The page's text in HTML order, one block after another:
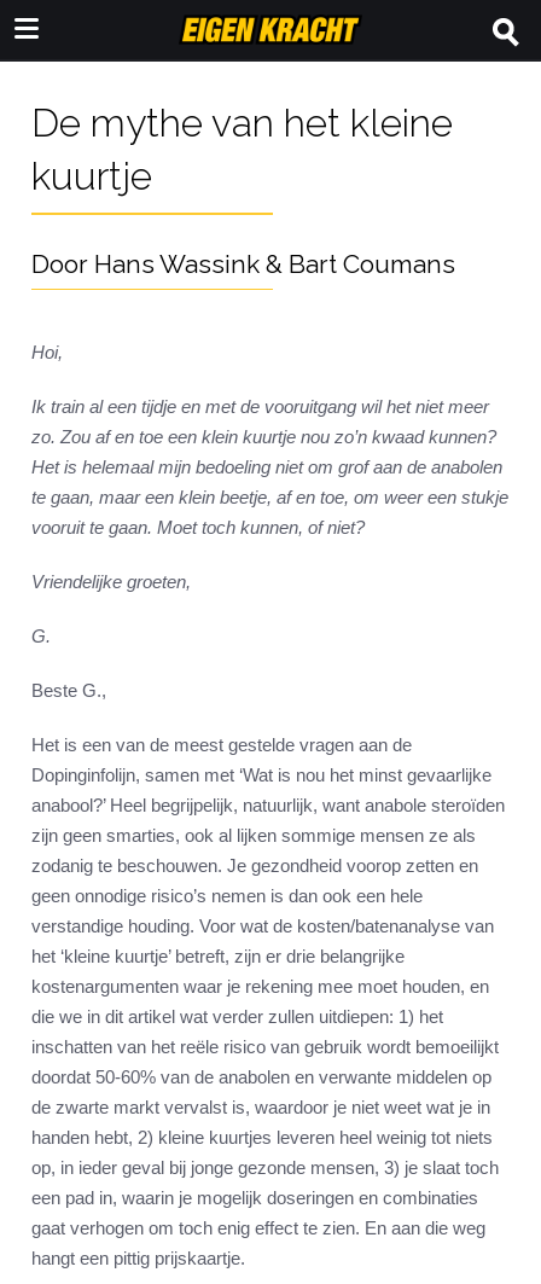
De mythe van het kleine
kuurtje
Door Hans Wassink & Bart Coumans
Hoi,
Ik train al een tijdje en met de vooruitgang wil het niet meer
zo. Zou af en toe een klein kuurtje nou zo’n kwaad kunnen?
Het is helemaal mijn bedoeling niet om grof aan de anabolen
te gaan, maar een klein beetje, af en toe, om weer een stukje
vooruit te gaan. Moet toch kunnen, of niet?
Vriendelijke groeten,
G.
Beste G.,
Het is een van de meest gestelde vragen aan de
Dopinginfolijn, samen met ‘Wat is nou het minst gevaarlijke
anabool?’ Heel begrijpelijk, natuurlijk, want anabole steroïden
zijn geen smarties, ook al lijken sommige mensen ze als
zodanig te beschouwen. Je gezondheid voorop zetten en
geen onnodige risico’s nemen is dan ook een hele
verstandige houding. Voor wat de kosten/batenanalyse van
het ‘kleine kuurtje’ betreft, zijn er drie belangrijke
kostenargumenten waar je rekening mee moet houden, en
die we in dit artikel wat verder zullen uitdiepen: 1) het
inschatten van het reële risico van gebruik wordt bemoeilijkt
doordat 50-60% van de anabolen en verwante middelen op
de zwarte markt vervalst is, waardoor je niet weet wat je in
handen hebt, 2) kleine kuurtjes leveren heel weinig tot niets
op, in ieder geval bij jonge gezonde mensen, 3) je slaat toch
een pad in, waarin je mogelijk doseringen en combinaties
gaat verhogen om toch enig effect te zien. En aan die weg
hangt een pittig prijskaartje.